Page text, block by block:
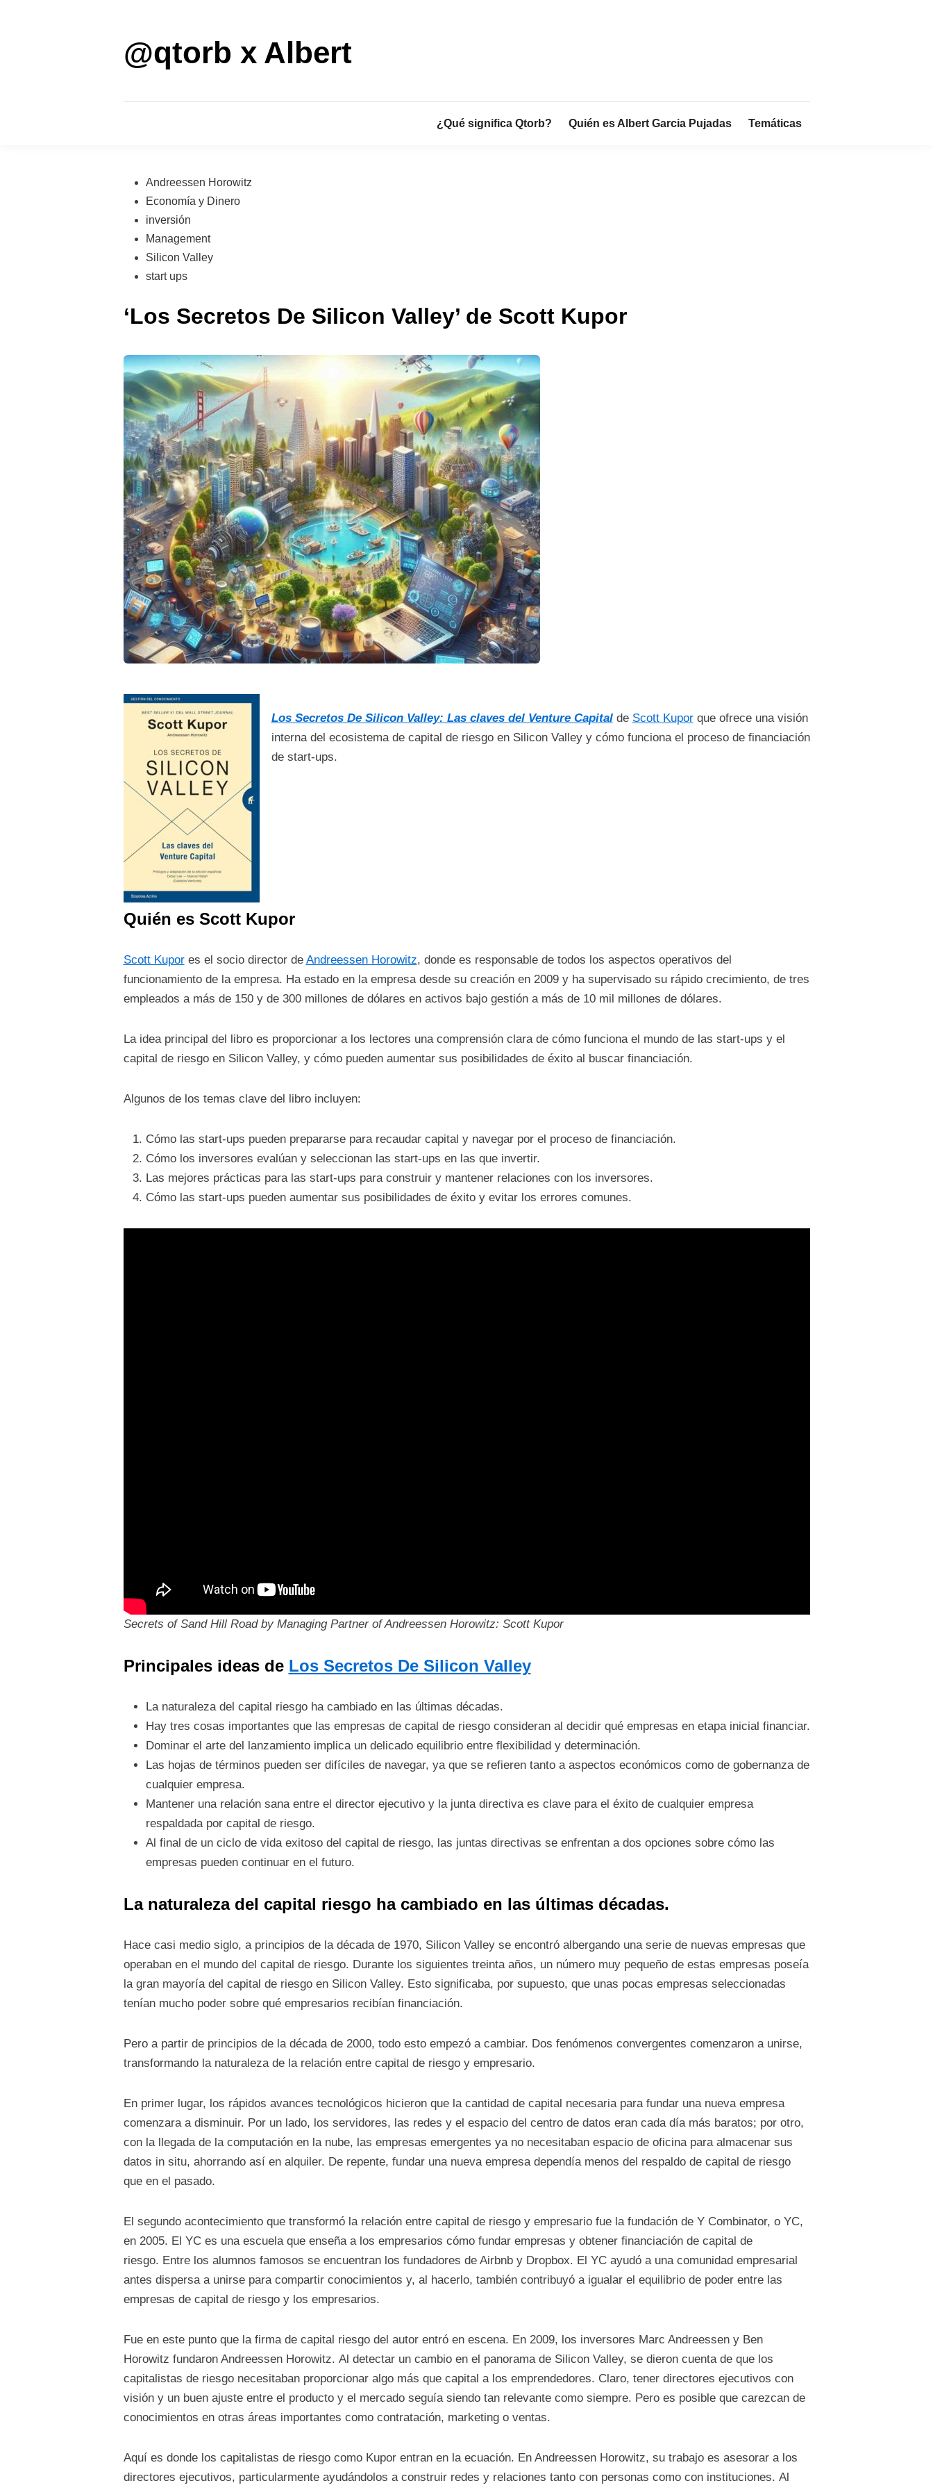
@qtorb x Albert
¿Qué significa Qtorb? Quién es Albert Garcia Pujadas Temáticas
Publicado
en
Andreessen Horowitz
Economía y Dinero
inversión
Management
Silicon Valley
start ups
‘Los Secretos De Silicon Valley’ de Scott Kupor
Los Secretos De Silicon Valley: Las claves del Venture Capitalde Scott Kuporque ofrece una visión
interna del ecosistema de capital de riesgo en Silicon Valley y cómo funciona el proceso de financiación
de start-ups.
Quién es Scott Kupor
Scott Kupores el socio director de Andreessen Horowitz, donde es responsable de todos los aspectos operativos del
funcionamiento de la empresa. Ha estado en la empresa desde su creación en 2009 y ha supervisado su rápido crecimiento, de tres
empleados a más de 150 y de 300 millones de dólares en activos bajo gestión a más de 10 mil millones de dólares.
La idea principal del libro es proporcionar a los lectores una comprensión clara de cómo funciona el mundo de las start-ups y el
capital de riesgo en Silicon Valley, y cómo pueden aumentar sus posibilidades de éxito al buscar financiación.
Algunos de los temas clave del libro incluyen:
Cómo las start-ups pueden prepararse para recaudar capital y navegar por el proceso de financiación.
Cómo los inversores evalúan y seleccionan las start-ups en las que invertir.
Las mejores prácticas para las start-ups para construir y mantener relaciones con los inversores.
Cómo las start-ups pueden aumentar sus posibilidades de éxito y evitar los errores comunes.
Secrets of Sand Hill Road by Managing Partner of Andreessen Horowitz: Scott Kupor
Principales ideas de Los Secretos De Silicon Valley
La naturaleza del capital riesgo ha cambiado en las últimas décadas.
Hay tres cosas importantes que las empresas de capital de riesgo consideran al decidir qué empresas en etapa inicial financiar.
Dominar el arte del lanzamiento implica un delicado equilibrio entre flexibilidad y determinación.
Las hojas de términos pueden ser difíciles de navegar, ya que se refieren tanto a aspectos económicos como de gobernanza de
cualquier empresa.
Mantener una relación sana entre el director ejecutivo y la junta directiva es clave para el éxito de cualquier empresa
respaldada por capital de riesgo.
Al final de un ciclo de vida exitoso del capital de riesgo, las juntas directivas se enfrentan a dos opciones sobre cómo las
empresas pueden continuar en el futuro.
La naturaleza del capital riesgo ha cambiado en las últimas décadas.
Hace casi medio siglo, a principios de la década de 1970, Silicon Valley se encontró albergando una serie de nuevas empresas que
operaban en el mundo del capital de riesgo. Durante los siguientes treinta años, un número muy pequeño de estas empresas poseía
la gran mayoría del capital de riesgo en Silicon Valley. Esto significaba, por supuesto, que unas pocas empresas seleccionadas
tenían mucho poder sobre qué empresarios recibían financiación.
Pero a partir de principios de la década de 2000, todo esto empezó a cambiar. Dos fenómenos convergentes comenzaron a unirse,
transformando la naturaleza de la relación entre capital de riesgo y empresario.
En primer lugar, los rápidos avances tecnológicos hicieron que la cantidad de capital necesaria para fundar una nueva empresa
comenzara a disminuir. Por un lado, los servidores, las redes y el espacio del centro de datos eran cada día más baratos; por otro,
con la llegada de la computación en la nube, las empresas emergentes ya no necesitaban espacio de oficina para almacenar sus
datos in situ, ahorrando así en alquiler. De repente, fundar una nueva empresa dependía menos del respaldo de capital de riesgo
que en el pasado.
El segundo acontecimiento que transformó la relación entre capital de riesgo y empresario fue la fundación de Y Combinator, o YC,
en 2005. El YC es una escuela que enseña a los empresarios cómo fundar empresas y obtener financiación de capital de
riesgo. Entre los alumnos famosos se encuentran los fundadores de Airbnb y Dropbox. El YC ayudó a una comunidad empresarial
antes dispersa a unirse para compartir conocimientos y, al hacerlo, también contribuyó a igualar el equilibrio de poder entre las
empresas de capital de riesgo y los empresarios.
Fue en este punto que la firma de capital riesgo del autor entró en escena. En 2009, los inversores Marc Andreessen y Ben
Horowitz fundaron Andreessen Horowitz. Al detectar un cambio en el panorama de Silicon Valley, se dieron cuenta de que los
capitalistas de riesgo necesitaban proporcionar algo más que capital a los emprendedores. Claro, tener directores ejecutivos con
visión y un buen ajuste entre el producto y el mercado seguía siendo tan relevante como siempre. Pero es posible que carezcan de
conocimientos en otras áreas importantes como contratación, marketing o ventas.
Aquí es donde los capitalistas de riesgo como Kupor entran en la ecuación. En Andreessen Horowitz, su trabajo es asesorar a los
directores ejecutivos, particularmente ayudándolos a construir redes y relaciones tanto con personas como con instituciones. Al